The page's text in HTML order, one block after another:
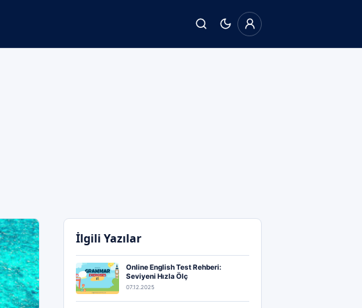
İlgili Yazılar
Online English Test Rehberi:
Seviyeni Hızla Ölç
07.12.2025